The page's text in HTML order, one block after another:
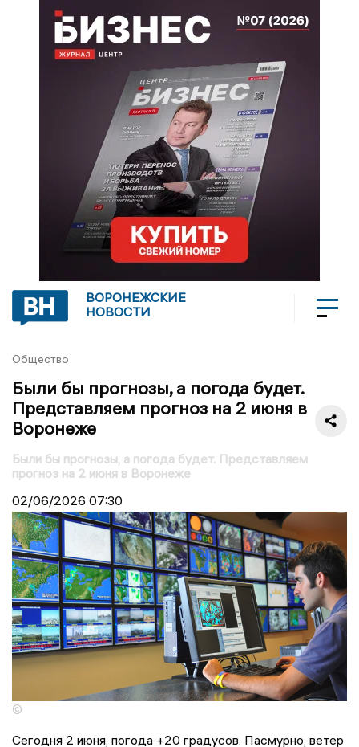
ВОРОНЕЖСКИЕ
НОВОСТИ
Общество
Были бы прогнозы, а погода будет.
Представляем прогноз на 2 июня в
Воронеже
Были бы прогнозы, а погода будет. Представляем
прогноз на 2 июня в Воронеже
02/06/2026 07:30
©
Сегодня 2 июня, погода +20 градусов. Пасмурно, ветер